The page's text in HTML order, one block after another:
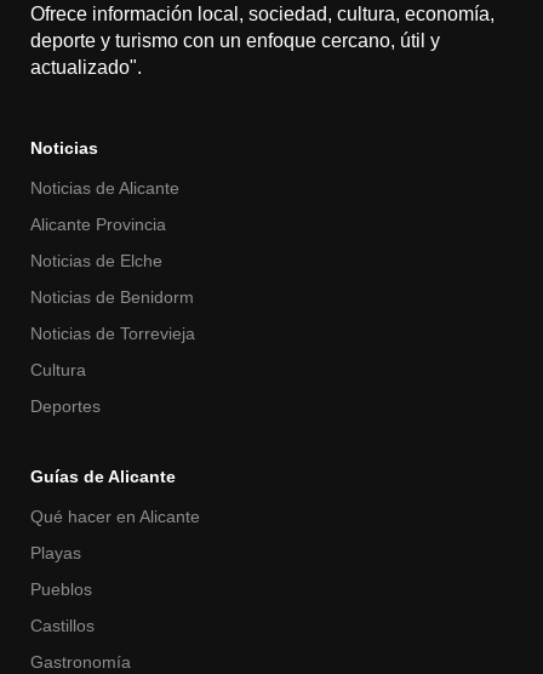
Ofrece información local, sociedad, cultura, economía,
deporte y turismo con un enfoque cercano, útil y
actualizado".
Noticias
Noticias de Alicante
Alicante Provincia
Noticias de Elche
Noticias de Benidorm
Noticias de Torrevieja
Cultura
Deportes
Guías de Alicante
Qué hacer en Alicante
Playas
Pueblos
Castillos
Gastronomía